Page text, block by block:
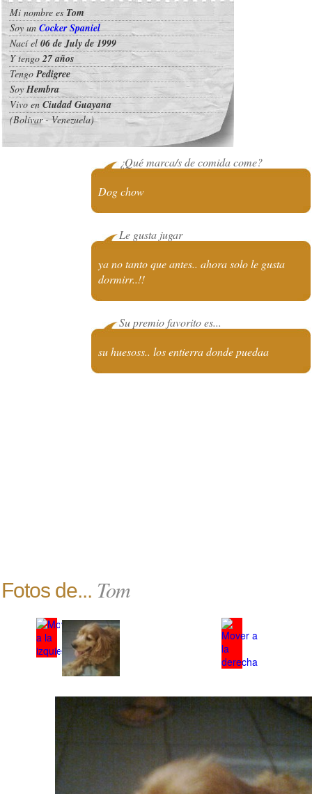
Mi nombre es Tom
Soy un Cocker Spaniel
Nací el 06 de July de 1999
Y tengo27 años
TengoPedigree
SoyHembra
Vivo enCiudad Guayana
(Bolívar - Venezuela)
¿Qué marca/s de comida come?
Dog chow
Le gusta jugar
ya no tanto que antes.. ahora solo le gusta
dormirr..!!
Su premio favorito es...
su huesoss.. los entierra donde puedaa
Fotos de... Tom